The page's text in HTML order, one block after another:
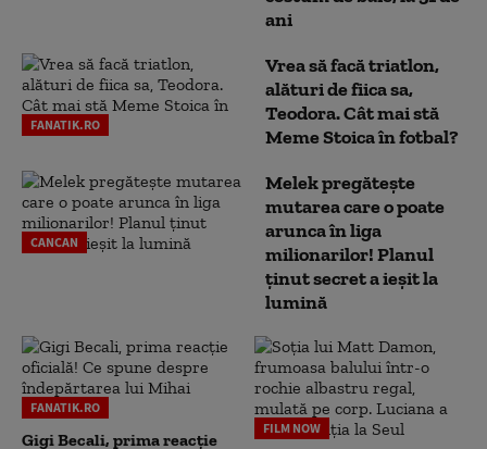
ani
FANATIK.RO
Vrea să facă triatlon,
alături de fiica sa,
Teodora. Cât mai stă
Meme Stoica în fotbal?
CANCAN
Melek pregătește
mutarea care o poate
arunca în liga
milionarilor! Planul
ținut secret a ieșit la
lumină
FANATIK.RO
Gigi Becali, prima reacție
FILM NOW